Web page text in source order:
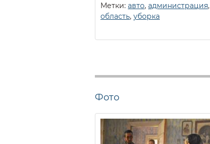
Метки: авто, администрация,
область, уборка
Фото